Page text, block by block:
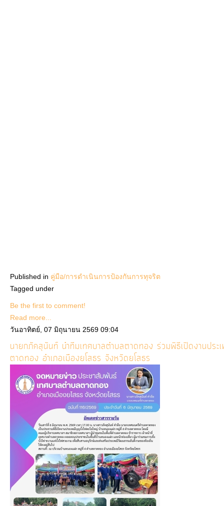
Published in คู่มือ/การดำเนินการป้องกันการทุจริต
Tagged under
Be the first to comment!
Read more...
วันอาทิตย์, 07 มิถุนายน 2569 09:04
นายกภัคสุนันท์ นำทีมเทศบาลตำบลตาดทอง ร่วมพิธีเปิดงานป
ตาดทอง อำเภอเมืองยโสธร จังหวัดยโสธร